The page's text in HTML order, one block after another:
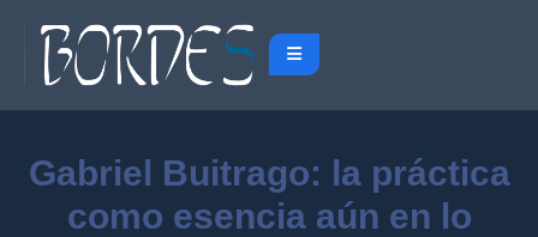
Gabriel Buitrago: la práctica
como esencia aún en lo